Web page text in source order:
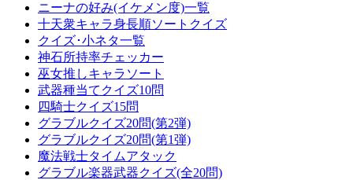
ニーナの好み(イケメン度)一覧
十天衆キャラ身長順ソートクイズ
クイズ･小ネタ一覧
神石所持率チェッカー
巫女推しキャラソート
武器種当てクイズ10問
四騎士クイズ15問
グラブルクイズ20問(第2弾)
グラブルクイズ20問(第1弾)
魔法戦士タイムアタック
グラブル楽器武器クイズ(全20問)